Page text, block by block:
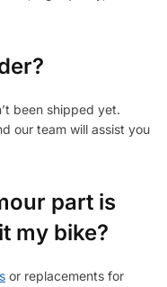
been shipped yet.
our team will assist you
part is
my bike?
or replacements for